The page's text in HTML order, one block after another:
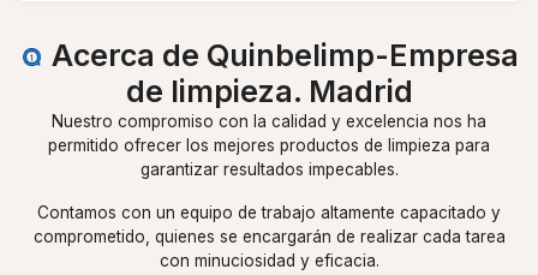
Acerca de Quinbelimp-Empresa
de limpieza. Madrid
Nuestro compromiso con la calidad y excelencia nos ha
permitido ofrecer los mejores productos de limpieza para
garantizar resultados impecables.
Contamos con un equipo de trabajo altamente capacitado y
comprometido, quienes se encargarán de realizar cada tarea
con minuciosidad y eficacia.